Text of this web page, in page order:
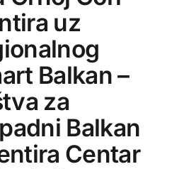
uz
Balkan –
za
Balkan
Centar